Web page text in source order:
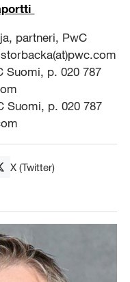
partneri, PwC
Suomi, p. 020 787
Suomi, p. 020 787
X (Twitter)